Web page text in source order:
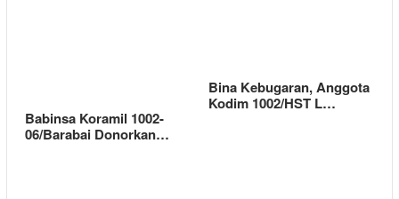
Babinsa Koramil 1002-
06/Barabai Donorkan…
Bina Kebugaran, Anggota
Kodim 1002/HST L…